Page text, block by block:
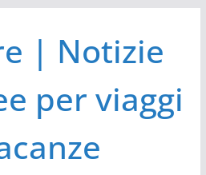
| Notizie
per viaggi